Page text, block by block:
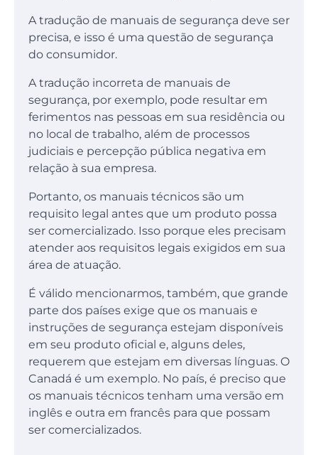
A tradução de manuais de segurança deve ser
precisa, e isso é uma questão de segurança
do consumidor.
A tradução incorreta de manuais de
segurança, por exemplo, pode resultar em
ferimentos nas pessoas em sua residência ou
no local de trabalho, além de processos
judiciais e percepção pública negativa em
relação à sua empresa.
Portanto, os manuais técnicos são um
requisito legal antes que um produto possa
ser comercializado. Isso porque eles precisam
atender aos requisitos legais exigidos em sua
área de atuação.
É válido mencionarmos, também, que grande
parte dos países exige que os manuais e
instruções de segurança estejam disponíveis
em seu produto oficial e, alguns deles,
requerem que estejam em diversas línguas. O
Canadá é um exemplo. No país, é preciso que
os manuais técnicos tenham uma versão em
inglês e outra em francês para que possam
ser comercializados.